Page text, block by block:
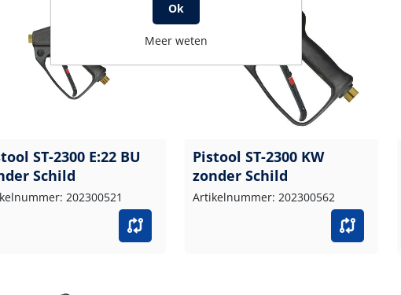
ST-2300 E:22 BU
Schild
202300521
Pistool ST-2300 KW
zonder Schild
Artikelnummer: 202300562
Ok
Meer weten